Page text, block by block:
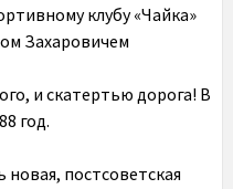
клубу «Чайка»
Захаровичем
и скатертью дорога! В
год.
новая, постсоветская